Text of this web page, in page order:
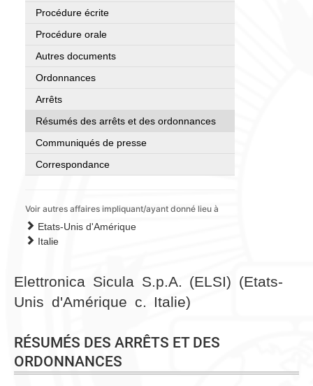
Elettronica Sicula S.p.A. (ELSI) (Etats-
Unis d'Amérique c. Italie)
RÉSUMÉS DES ARRÊTS ET DES
ORDONNANCES
Procédure écrite
Procédure orale
Autres documents
Ordonnances
Arrêts
Résumés des arrêts et des ordonnances
Communiqués de presse
Correspondance
Voir autres affaires impliquant/ayant donné lieu à
Etats-Unis d'Amérique
Italie